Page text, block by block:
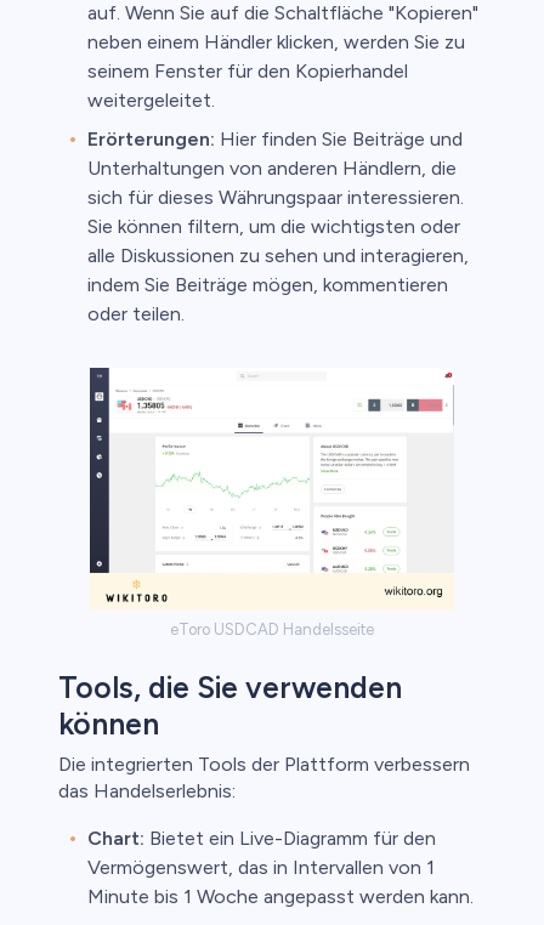
auf. Wenn Sie auf die Schaltfläche "Kopieren"
neben einem Händler klicken, werden Sie zu
seinem Fenster für den Kopierhandel
weitergeleitet.
Erörterungen: Hier finden Sie Beiträge und
Unterhaltungen von anderen Händlern, die
sich für dieses Währungspaar interessieren.
Sie können filtern, um die wichtigsten oder
alle Diskussionen zu sehen und interagieren,
indem Sie Beiträge mögen, kommentieren
oder teilen.
eToro USDCAD Handelsseite
Tools, die Sie verwenden
können
Die integrierten Tools der Plattform verbessern
das Handelserlebnis:
Chart: Bietet ein Live-Diagramm für den
Vermögenswert, das in Intervallen von 1
Minute bis 1 Woche angepasst werden kann.